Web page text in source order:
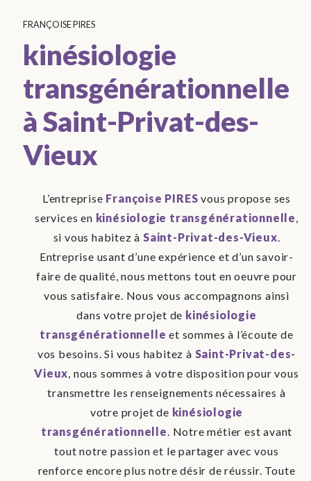
FRANÇOISE PIRES
kinésiologie
transgénérationnelle
à Saint-Privat-des-
Vieux
L’entreprise Françoise PIRES vous propose ses
services en kinésiologie transgénérationnelle,
si vous habitez à Saint-Privat-des-Vieux.
Entreprise usant d’une expérience et d’un savoir-
faire de qualité, nous mettons tout en oeuvre pour
vous satisfaire. Nous vous accompagnons ainsi
dans votre projet de kinésiologie
transgénérationnelle et sommes à l’écoute de
vos besoins. Si vous habitez à Saint-Privat-des-
Vieux, nous sommes à votre disposition pour vous
transmettre les renseignements nécessaires à
votre projet de kinésiologie
transgénérationnelle. Notre métier est avant
tout notre passion et le partager avec vous
renforce encore plus notre désir de réussir. Toute